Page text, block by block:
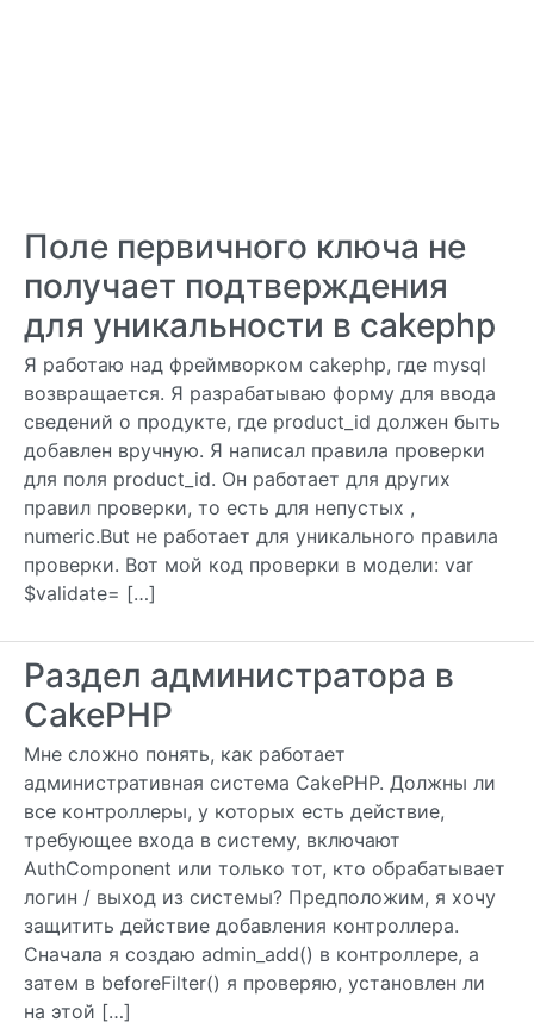
Поле первичного ключа не
получает подтверждения
для уникальности в cakephp
Я работаю над фреймворком cakephp, где mysql
возвращается. Я разрабатываю форму для ввода
сведений о продукте, где product_id должен быть
добавлен вручную. Я написал правила проверки
для поля product_id. Он работает для других
правил проверки, то есть для непустых ,
numeric.But не работает для уникального правила
проверки. Вот мой код проверки в модели: var
$validate= […]
Раздел администратора в
CakePHP
Мне сложно понять, как работает
административная система CakePHP. Должны ли
все контроллеры, у которых есть действие,
требующее входа в систему, включают
AuthComponent или только тот, кто обрабатывает
логин / выход из системы? Предположим, я хочу
защитить действие добавления контроллера.
Сначала я создаю admin_add() в контроллере, а
затем в beforeFilter() я проверяю, установлен ли
на этой […]